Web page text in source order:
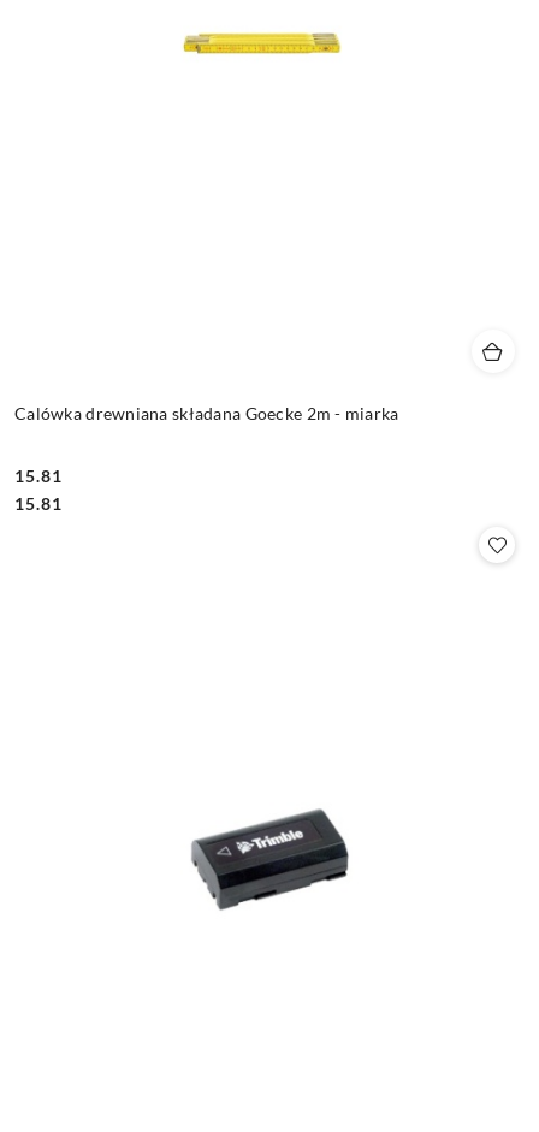
Calówka drewniana składana Goecke 2m - miarka
Cena:
15.81
Cena:
15.81